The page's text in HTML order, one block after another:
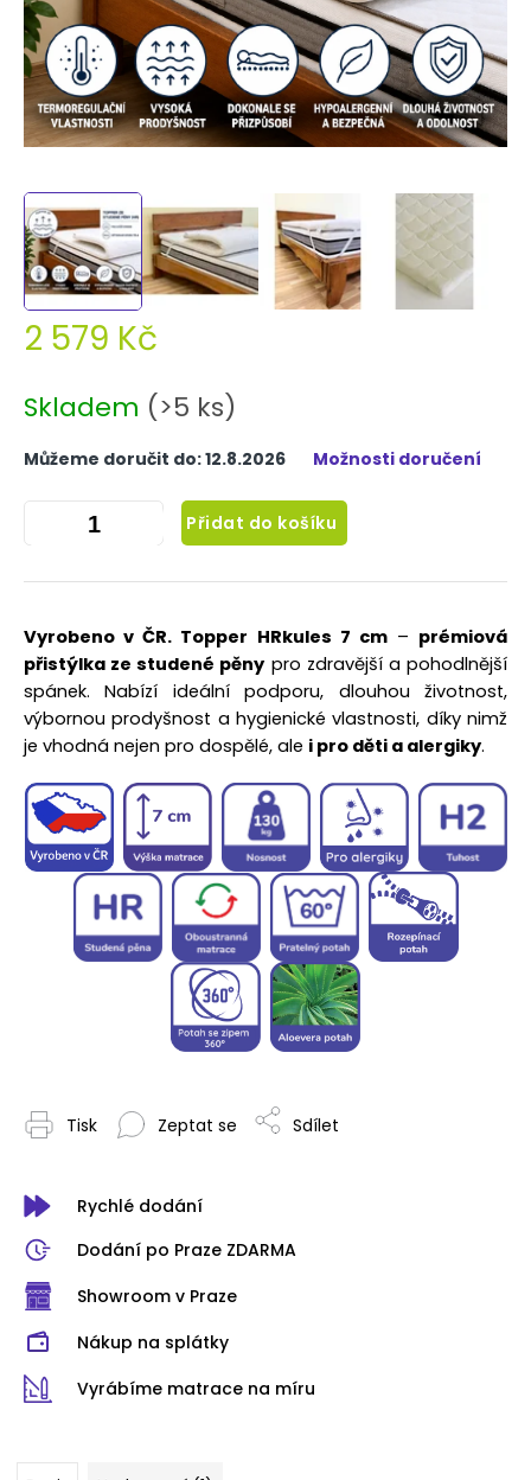
2 579 Kč
cena:
Skladem (>5 ks)
Můžeme doručit do:12.8.2026 Možnosti doručení
Přidat do košíku
Vyrobeno v ČR. Topper HRkules 7 cm– prémiová
přistýlka ze studené pěny pro zdravější a pohodlnější
spánek. Nabízí ideální podporu, dlouhou životnost,
výbornou prodyšnost a hygienické vlastnosti, díky nimž
je vhodná nejen pro dospělé, ale i pro děti a alergiky.
Tisk Zeptat se Sdílet
Rychlé dodání
Dodání po Praze ZDARMA
Showroom v Praze
Nákup na splátky
Vyrábíme matrace na míru